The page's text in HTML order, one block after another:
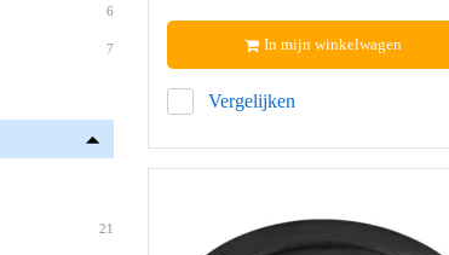
6
7
21
Vergelijken
In mijn winkelwagen